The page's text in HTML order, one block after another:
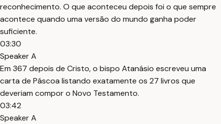
reconhecimento. O que aconteceu depois foi o que sempre
acontece quando uma versão do mundo ganha poder
suficiente.
03:30
Speaker A
Em 367 depois de Cristo, o bispo Atanásio escreveu uma
carta de Páscoa listando exatamente os 27 livros que
deveriam compor o Novo Testamento.
03:42
Speaker A